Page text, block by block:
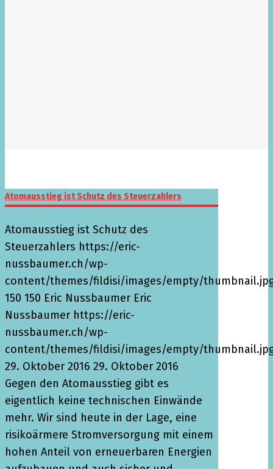
Atomausstieg ist Schutz des Steuerzahlers
Atomausstieg ist Schutz des
Steuerzahlers https://eric-
nussbaumer.ch/wp-
content/themes/fildisi/images/empty/
150 150 Eric Nussbaumer Eric
Nussbaumer https://eric-
nussbaumer.ch/wp-
content/themes/fildisi/images/empty/
29. Oktober 2016 29. Oktober 2016
Gegen den Atomausstieg gibt es
eigentlich keine technischen Einwände
mehr. Wir sind heute in der Lage, eine
risikoärmere Stromversorgung mit einem
hohen Anteil von erneuerbaren Energien